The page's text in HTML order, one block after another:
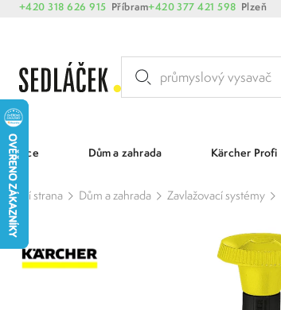
+420 318 626 915 Příbram+420 377 421 598 Plzeň
Akce Dům a zahrada Kärcher Profi
Hlavní strana Dům a zahrada Zavlažovací systémy